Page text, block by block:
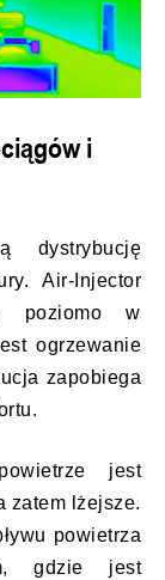
i
dystrybucję
Air-Injector
poziomo w
ogrzewanie
zapobiega
jest
zatem lżejsze.
powietrza
gdzie jest